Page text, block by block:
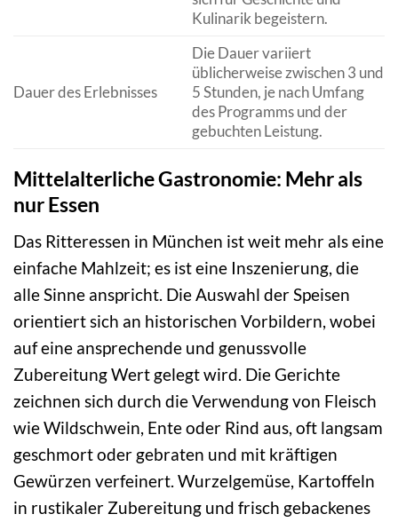
Kulinarik begeistern.
Dauer des Erlebnisses
Die Dauer variiert
üblicherweise zwischen 3 und
5 Stunden, je nach Umfang
des Programms und der
gebuchten Leistung.
Mittelalterliche Gastronomie: Mehr als
nur Essen
Das Ritteressen in München ist weit mehr als eine
einfache Mahlzeit; es ist eine Inszenierung, die
alle Sinne anspricht. Die Auswahl der Speisen
orientiert sich an historischen Vorbildern, wobei
auf eine ansprechende und genussvolle
Zubereitung Wert gelegt wird. Die Gerichte
zeichnen sich durch die Verwendung von Fleisch
wie Wildschwein, Ente oder Rind aus, oft langsam
geschmort oder gebraten und mit kräftigen
Gewürzen verfeinert. Wurzelgemüse, Kartoffeln
in rustikaler Zubereitung und frisch gebackenes